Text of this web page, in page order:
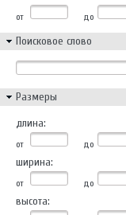
от до
Поисковое слово
Размеры
длина:
от до
ширина:
от до
высота: